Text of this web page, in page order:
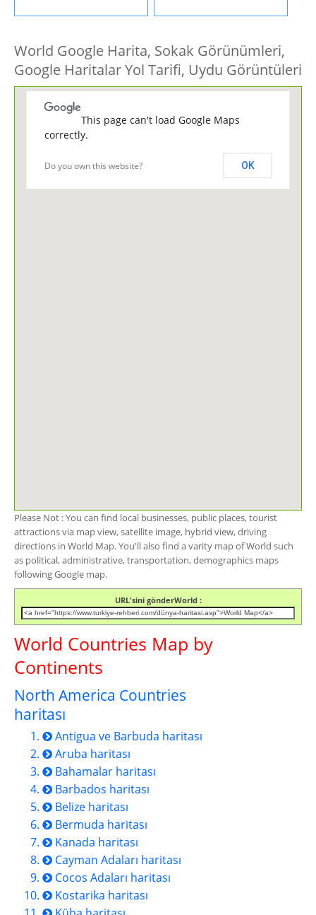
World Google Harita, Sokak Görünümleri,
Google Haritalar Yol Tarifi, Uydu Görüntüleri
This page can't load Google Maps
correctly.
Do you own this website? OK
Please Not : You can find local businesses, public places, tourist
attractions via map view, satellite image, hybrid view, driving
directions in World Map. You'll also find a varity map of World such
as political, administrative, transportation, demographics maps
following Google map.
URL'sini gönderWorld :
World Countries Map by
Continents
North America Countries
haritası
Antigua ve Barbuda haritası
Aruba haritası
Bahamalar haritası
Barbados haritası
Belize haritası
Bermuda haritası
Kanada haritası
Cayman Adaları haritası
Cocos Adaları haritası
Kostarika haritası